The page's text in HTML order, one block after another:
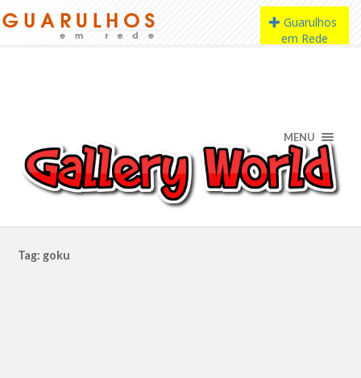
MENU
Tag: goku